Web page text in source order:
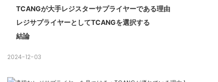
TCANGが大手レジスターサプライヤーである理由
レジサプライヤーとしてTCANGを選択する
結論
2024-12-03